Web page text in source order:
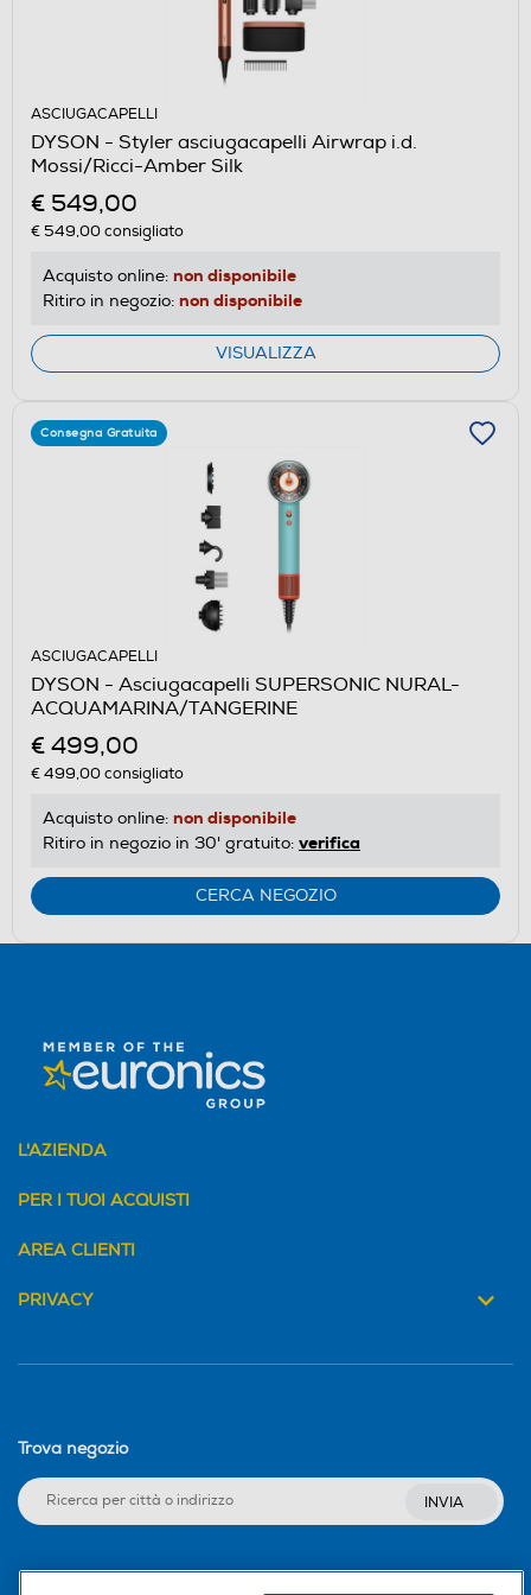
ASCIUGACAPELLI
DYSON - Styler asciugacapelli Airwrap i.d.
Mossi/Ricci-Amber Silk
€ 549,00
€ 549,00consigliato
Acquisto online: non disponibile
Ritiro in negozio: non disponibile
VISUALIZZA
Consegna Gratuita
ASCIUGACAPELLI
DYSON - Asciugacapelli SUPERSONIC NURAL-
ACQUAMARINA/TANGERINE
€ 499,00
€ 499,00consigliato
Acquisto online: non disponibile
Ritiro in negozio in 30' gratuito: verifica
CERCA NEGOZIO
L'AZIENDA
PER I TUOI ACQUISTI
AREA CLIENTI
PRIVACY
Trova negozio
INVIA